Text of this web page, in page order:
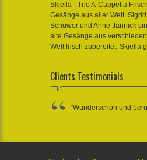
Skjella - Trio A-Cappella
Gesänge aus aller Welt.
Schüwer und Anne Jannick
alte Gesänge aus
Welt frisch zubereitet. Skjella
Clients Testimonials
"Wunderschön und